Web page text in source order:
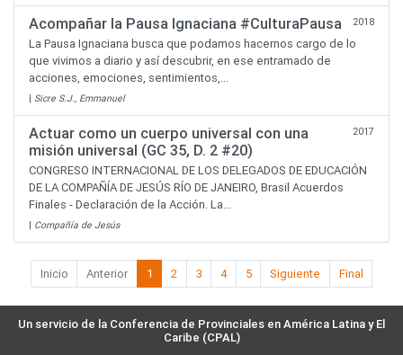
Acompañar la Pausa Ignaciana #CulturaPausa 2018
La Pausa Ignaciana busca que podamos hacernos cargo de lo
que vivimos a diario y así descubrir, en ese entramado de
acciones, emociones, sentimientos,...
| Sicre S.J., Emmanuel
Actuar como un cuerpo universal con una
misión universal (GC 35, D. 2 #20)
2017
CONGRESO INTERNACIONAL DE LOS DELEGADOS DE EDUCACIÓN
DE LA COMPAÑÍA DE JESÚS RÍO DE JANEIRO, Brasil Acuerdos
Finales - Declaración de la Acción. La...
| Compañía de Jesús
Inicio Anterior 1 2 3 4 5 Siguiente Final
Un servicio de la Conferencia de Provinciales en América Latina y El
Caribe (CPAL)